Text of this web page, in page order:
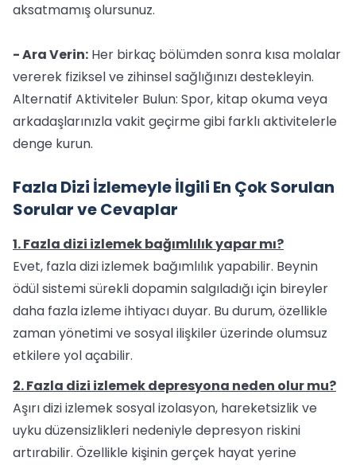
aksatmamış olursunuz.
- Ara Verin: Her birkaç bölümden sonra kısa molalar
vererek fiziksel ve zihinsel sağlığınızı destekleyin.
Alternatif Aktiviteler Bulun: Spor, kitap okuma veya
arkadaşlarınızla vakit geçirme gibi farklı aktivitelerle
denge kurun.
Fazla Dizi İzlemeyle İlgili En Çok Sorulan
Sorular ve Cevaplar
1. Fazla dizi izlemek bağımlılık yapar mı?
Evet, fazla dizi izlemek bağımlılık yapabilir. Beynin
ödül sistemi sürekli dopamin salgıladığı için bireyler
daha fazla izleme ihtiyacı duyar. Bu durum, özellikle
zaman yönetimi ve sosyal ilişkiler üzerinde olumsuz
etkilere yol açabilir.
2. Fazla dizi izlemek depresyona neden olur mu?
Aşırı dizi izlemek sosyal izolasyon, hareketsizlik ve
uyku düzensizlikleri nedeniyle depresyon riskini
artırabilir. Özellikle kişinin gerçek hayat yerine